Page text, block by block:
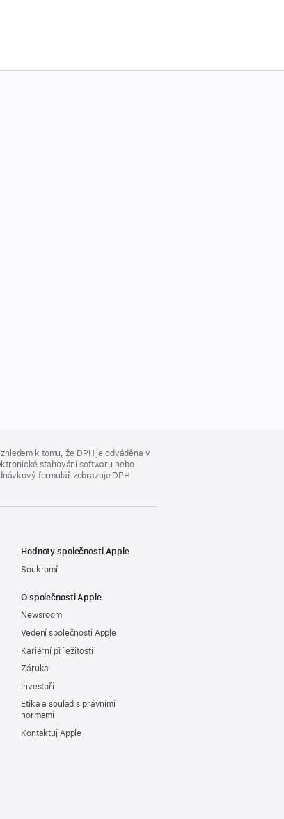
k tomu, že DPH je odváděna v
stahování softwaru nebo
formulář zobrazuje DPH
Hodnoty společnosti Apple
Soukromí
O společnosti Apple
Newsroom
Vedení společnosti Apple
Kariérní příležitosti
Záruka
Investoři
Etika a soulad s právními
normami
Kontaktuj Apple